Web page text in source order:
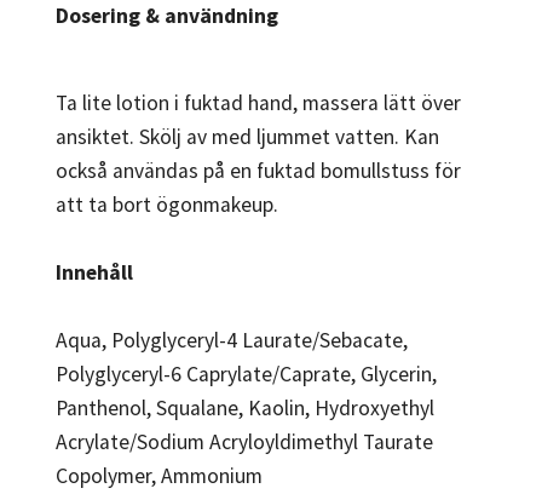
Dosering & användning
Ta lite lotion i fuktad hand, massera lätt över
ansiktet. Skölj av med ljummet vatten. Kan
också användas på en fuktad bomullstuss för
att ta bort ögonmakeup.
Innehåll
Aqua, Polyglyceryl-4 Laurate/Sebacate,
Polyglyceryl-6 Caprylate/Caprate, Glycerin,
Panthenol, Squalane, Kaolin, Hydroxyethyl
Acrylate/Sodium Acryloyldimethyl Taurate
Copolymer, Ammonium